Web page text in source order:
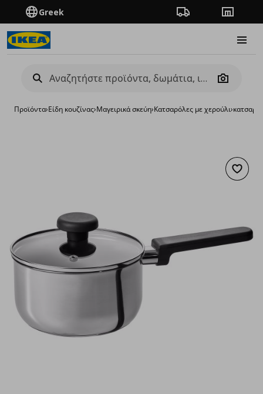
Greek Πορεία παραγγελίας
Camera
Προϊόντα›Είδη κουζίνας›Μαγειρικά σκεύη›Κατσαρόλες με χερούλι›